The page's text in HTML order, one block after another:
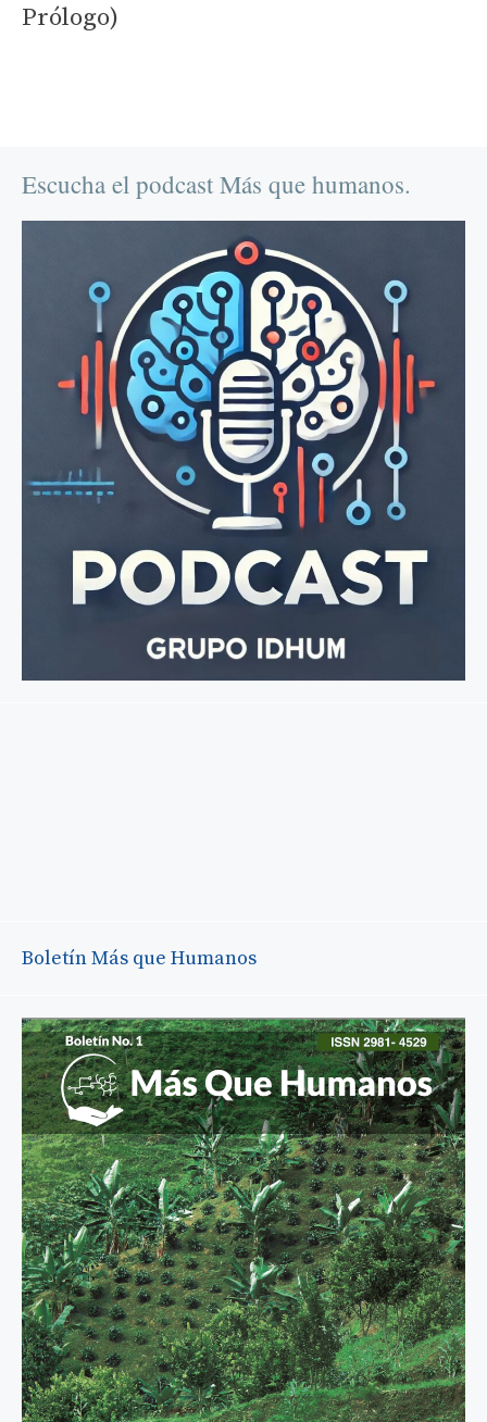
Prólogo)
Escucha el podcast Más que humanos.
Boletín Más que Humanos